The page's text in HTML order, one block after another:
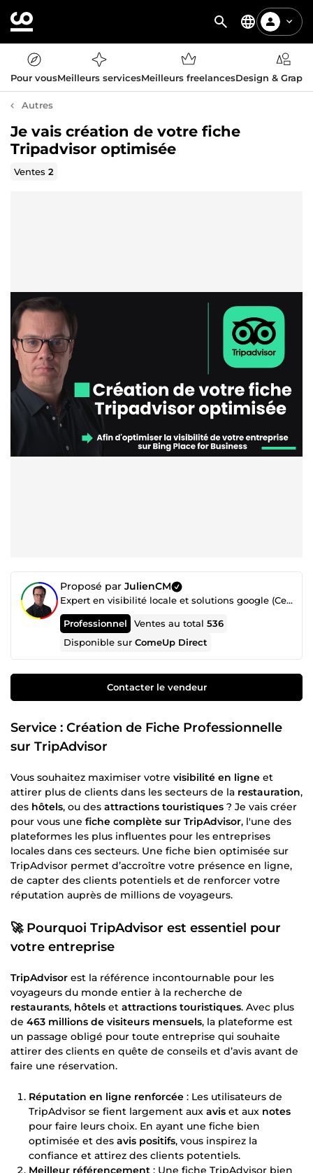
Pour vousMeilleurs servicesMeilleurs freelancesDesign &
Autres
Je vais création de votre fiche
Tripadvisor optimisée
Ventes2
Proposé par JulienCM
Expert en visibilité locale et solutions google (Certifié GMB)
Professionnel Ventes au total536
Disponible surComeUp Direct
Contacter le vendeur
Service : Création de Fiche Professionnelle
sur TripAdvisor
Vous souhaitez maximiser votre visibilité en ligne et
attirer plus de clients dans les secteurs de la restauration,
des hôtels, ou des attractions touristiques ? Je vais créer
pour vous une fiche complète sur TripAdvisor, l'une des
plateformes les plus influentes pour les entreprises
locales dans ces secteurs. Une fiche bien optimisée sur
TripAdvisor permet d’accroître votre présence en ligne,
de capter des clients potentiels et de renforcer votre
réputation auprès de millions de voyageurs.
🚀 Pourquoi TripAdvisor est essentiel pour
votre entreprise
TripAdvisor est la référence incontournable pour les
voyageurs du monde entier à la recherche de
restaurants, hôtels et attractions touristiques. Avec plus
de 463 millions de visiteurs mensuels, la plateforme est
un passage obligé pour toute entreprise qui souhaite
attirer des clients en quête de conseils et d’avis avant de
faire une réservation.
Réputation en ligne renforcée : Les utilisateurs de
TripAdvisor se fient largement aux avis et aux notes
pour faire leurs choix. En ayant une fiche bien
optimisée et des avis positifs, vous inspirez la
confiance et attirez des clients potentiels.
Meilleur référencement : Une fiche TripAdvisor bien